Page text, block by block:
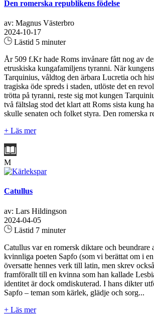
Den romerska republikens födelse
av: Magnus Västerbro
2024-10-17
Lästid 5 minuter
År 509 f.Kr hade Roms invånare fått nog av
etruskiska kungafamiljens tyranni. När
Tarquinius, våldtog den ärbara Lucretia och
tragiska öde spreds i staden, utlöste det en
trötta på tyranni, reste sig mot kungen
två fältslag stod det klart att Roms sista kung
skulle senaten och folket styra. Den romerska
+ Läs mer
M
Catullus
av: Lars Hildingson
2024-04-05
Lästid 7 minuter
Catullus var en romersk diktare och beundrare
kvinnliga poeten Sapfo (som vi berättat om i
översatte hennes verk till latin, men skrev
framförallt till en kvinna som han kallade
identitet är dock omdiskuterad. I hans dikter
Sapfo – teman som kärlek, glädje och sorg...
+ Läs mer